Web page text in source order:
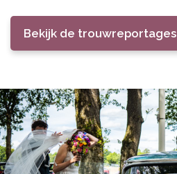
Bekijk de trouwreportages